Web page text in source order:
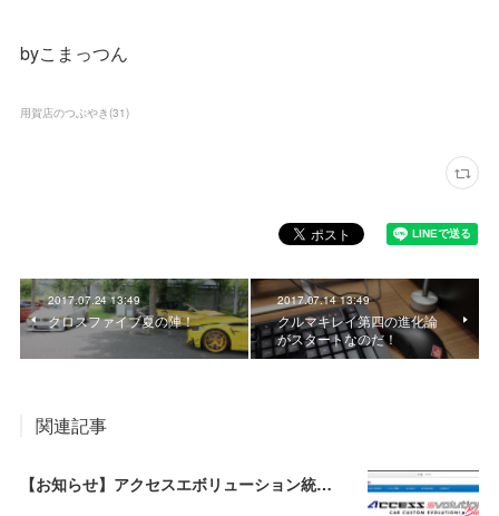
byこまっつん
用賀店のつぶやき (31)
2017.07.24 13:49
クロスファイブ夏の陣！
2017.07.14 13:49
クルマキレイ第四の進化論
がスタートなのだ！
関連記事
【お知らせ】アクセスエボリューション統合ブログスタート☆【拡散希望】